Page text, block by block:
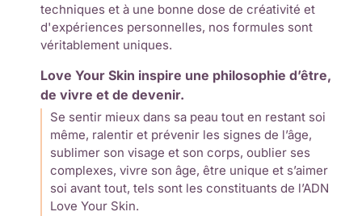
techniques et à une bonne dose de créativité et
d'expériences personnelles, nos formules sont
véritablement uniques.
Love Your Skin inspire une philosophie d’être,
de vivre et de devenir.
Se sentir mieux dans sa peau tout en restant soi
même, ralentir et prévenir les signes de l’âge,
sublimer son visage et son corps, oublier ses
complexes, vivre son âge, être unique et s’aimer
soi avant tout, tels sont les constituants de l’ADN
Love Your Skin.